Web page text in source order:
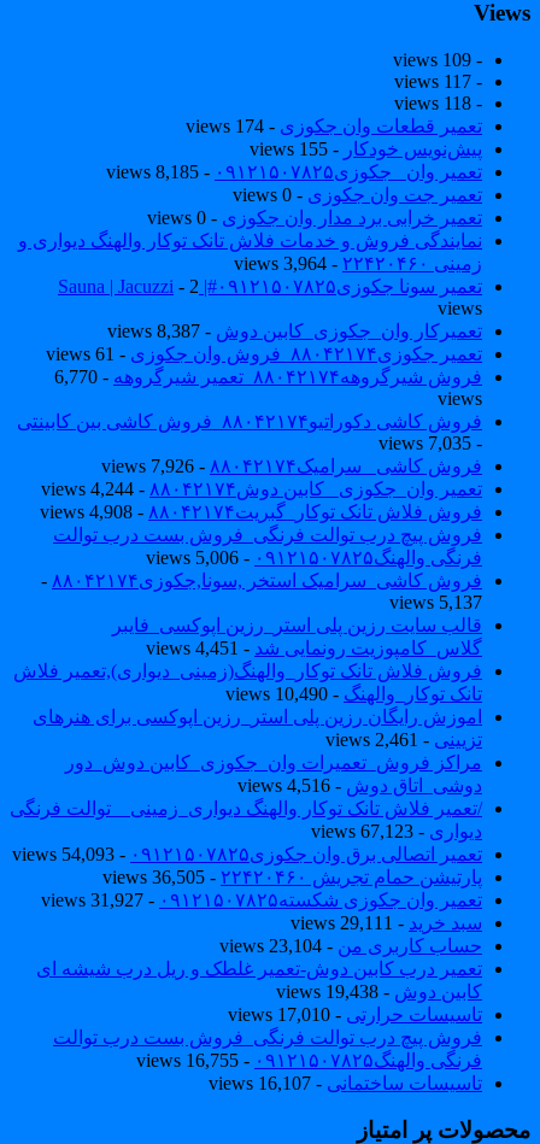
- 109 views
- 117 views
- 118 views
تعمیر قطعات وان جکوزی - 174 views
پیش‌نویس خودکار- 155 views
تعمیر وان _جکوزی۰۹۱۲۱۵۰۷۸۲۵
- 8,185 views
تعمیر جت وان جکوزی - 0 views
تعمیر خرابی برد مدار وان جکوزی - 0 views
نمایندگی فروش و خدمات فلاش تانک توکار والهنگ دیواری و
زمینی ۲۲۴۲۰۴۶۰
- 3,964 views
تعمیر سونا جکوزی۰۹۱۲۱۵۰۷۸۲۵#| Sauna | Jacuzzi
- 2
views
تعمیرکار وان_جکوزی_کابین دوش- 8,387 views
تعمیر جکوزی۸۸۰۴۲۱۷۴_فروش وان جکوزی
- 61 views
فروش شیرگروهه۸۸۰۴۲۱۷۴_تعمیر شیرگروهه
- 6,770
views
فروش کاشی دکوراتیو۸۸۰۴۲۱۷۴_فروش کاشی بین کابینتی
فروش کاشی _سرامیک۸۸۰۴۲۱۷۴
- 7,926 views
تعمیر وان_جکوزی_ کابین دوش۸۸۰۴۲۱۷۴
- 4,244 views
فروش فلاش تانک توکار_گبریت۸۸۰۴۲۱۷۴
- 4,908 views
فروش پیچ درب توالت فرنگی_فروش بست درب توالت
فرنگی والهنگ۰۹۱۲۱۵۰۷۸۲۵
- 5,006 views
فروش کاشی_سرامیک استخر ,سونا,جکوزی۸۸۰۴۲۱۷۴
-
5,137 views
قالب سایت رزین پلی استر_رزین اپوکسی_فایبر
گلاس_کامپوزیت رونمایی شد- 4,451 views
فروش فلاش تانک توکار_والهنگ(زمینی_دیواری),تعمیر فلاش
تانک توکار_والهنگ- 10,490 views
اموزش رایگان رزین پلی استر_رزین اپوکسی برای هنرهای
تزیینی- 2,461 views
مراکز فروش_تعمیرات وان_جکوزی_کابین دوش_دور
دوشی_اتاق دوش- 4,516 views
/تعمیر فلاش تانک توکار والهنگ دیواری_زمینی _ توالت فرنگی
دیواری - 67,123 views
تعمیر اتصالی برق وان جکوزی۰۹۱۲۱۵۰۷۸۲۵
- 54,093 views
پارتیشن حمام تجریش ۲۲۴۲۰۴۶۰
- 36,505 views
تعمیر وان جکوزی شکسته۰۹۱۲۱۵۰۷۸۲۵
- 31,927 views
سبد خرید - 29,111 views
حساب کاربری من- 23,104 views
تعمیر درب کابین دوش-تعمیر غلطک و ریل درب شیشه ای
کابین دوش- 19,438 views
تاسیسات حرارتی- 17,010 views
فروش پیچ درب توالت فرنگی_فروش بست درب توالت
فرنگی والهنگ۰۹۱۲۱۵۰۷۸۲۵
- 16,755 views
تاسیسات ساختمانی- 16,107 views
پر امتیاز